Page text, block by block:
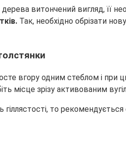
витончений вигляд, її
Так, необхідно обрізати
вгору одним стеблом і при
місце зрізу активованим
то рекомендується